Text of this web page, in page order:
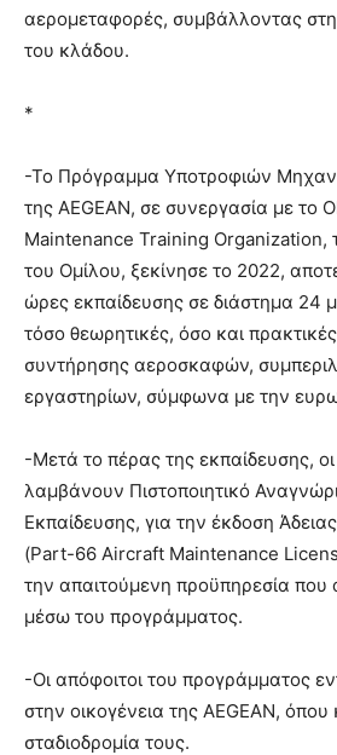
αερομεταφορές, συμβάλλοντας
του κλάδου.
*
-Το Πρόγραμμα Υποτροφιών
της AEGEAN, σε συνεργασία με το
Maintenance Training Organization,
του Ομίλου, ξεκίνησε το 2022,
ώρες εκπαίδευσης σε διάστημα 24
τόσο θεωρητικές, όσο και
συντήρησης αεροσκαφών,
εργαστηρίων, σύμφωνα με την
-Μετά το πέρας της εκπαίδευσης,
λαμβάνουν Πιστοποιητικό
Εκπαίδευσης, για την έκδοση
(Part-66 Aircraft Maintenance
την απαιτούμενη προϋπηρεσία που
μέσω του προγράμματος.
-Οι απόφοιτοι του προγράμματος
στην οικογένεια της AEGEAN, όπου
σταδιοδρομία τους.